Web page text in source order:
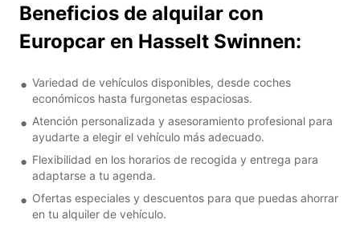
Beneficios de alquilar con
Europcar en Hasselt Swinnen:
Variedad de vehículos disponibles, desde coches
económicos hasta furgonetas espaciosas.
Atención personalizada y asesoramiento profesional para
ayudarte a elegir el vehículo más adecuado.
Flexibilidad en los horarios de recogida y entrega para
adaptarse a tu agenda.
Ofertas especiales y descuentos para que puedas ahorrar
en tu alquiler de vehículo.